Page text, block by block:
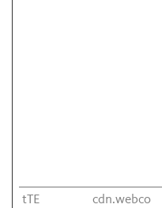
tTE
cdn.webco